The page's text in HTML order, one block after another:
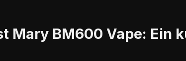
Mary BM600 Vape: Ein